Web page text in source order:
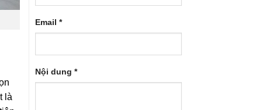
là
Email *
Nội dung *